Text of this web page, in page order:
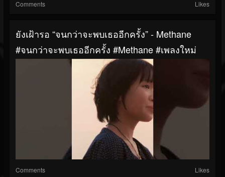
Comments Likes
ยังเฝ้ารอ “จนกว่าจะพบเธออีกครั้ง” - Methane
#จนกว่าจะพบเธออีกครั้ง #Methane #เพลงใหม่
Comments Likes